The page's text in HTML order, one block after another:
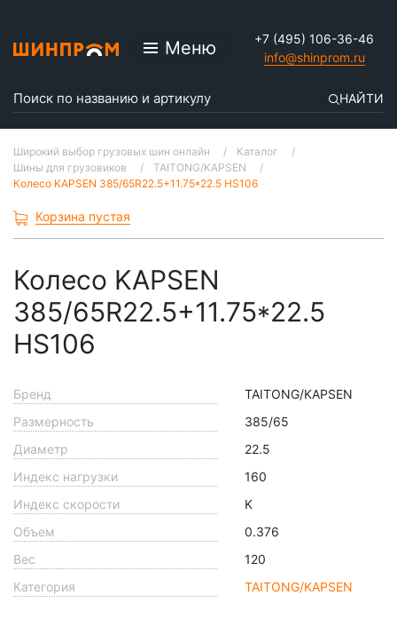
Меню
+7 (495) 106-36-46
info@shinprom.ru
НАЙТИ
Широкий выбор грузовых шин онлайн
Каталог
Шины для грузовиков
TAITONG/KAPSEN
Колесо KAPSEN 385/65R22.5+11.75*22.5 HS106
Корзина пустая
Колесо KAPSEN
385/65R22.5+11.75*22.5
HS106
Бренд
TAITONG/KAPSEN
Размерность
385/65
Диаметр
22.5
Индекс нагрузки
160
Индекс скорости
K
Объем
0.376
Вес
120
Категория
TAITONG/KAPSEN